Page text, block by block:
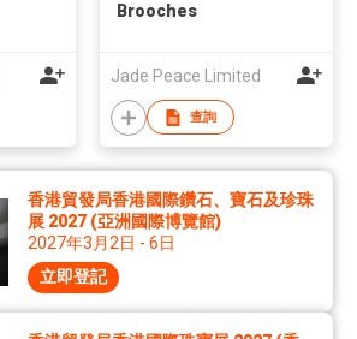
Brooches
Jade Peace Limited
查詢
香港貿發局香港國際鑽石、寶石及珍珠
展 2027 (亞洲國際博覽館)
2027年3月2日 - 6日
立即登記